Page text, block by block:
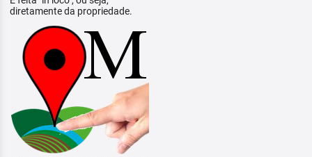
diretamente da propriedade.